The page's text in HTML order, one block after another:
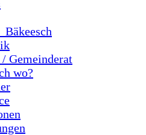
Gemeinderat
wo?